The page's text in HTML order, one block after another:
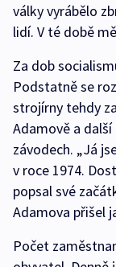
války vyrábělo
lidí. V té době
Za dob
Podstatně se
strojírny tehdy
Adamově a
závodech. „Já
v roce 1974.
popsal své
Adamova přišel
Počet